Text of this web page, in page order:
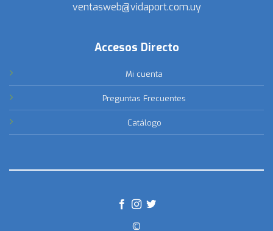
ventasweb@vidaport.com.uy
Accesos Directo
Mi cuenta
Preguntas Frecuentes
Catálogo
©